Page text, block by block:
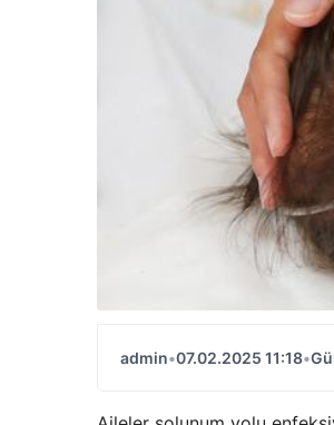
admin•07.02.2025 11:18•